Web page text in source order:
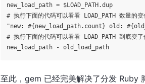
# 执行下面的代码可以看看 LOAD_PATH 数量的变
"new: #{new_load_path.count} old:
# 执行下面的代码可以看看 LOAD_PATH 到底变
至此，gem 已经完美解决了分发 Ruby